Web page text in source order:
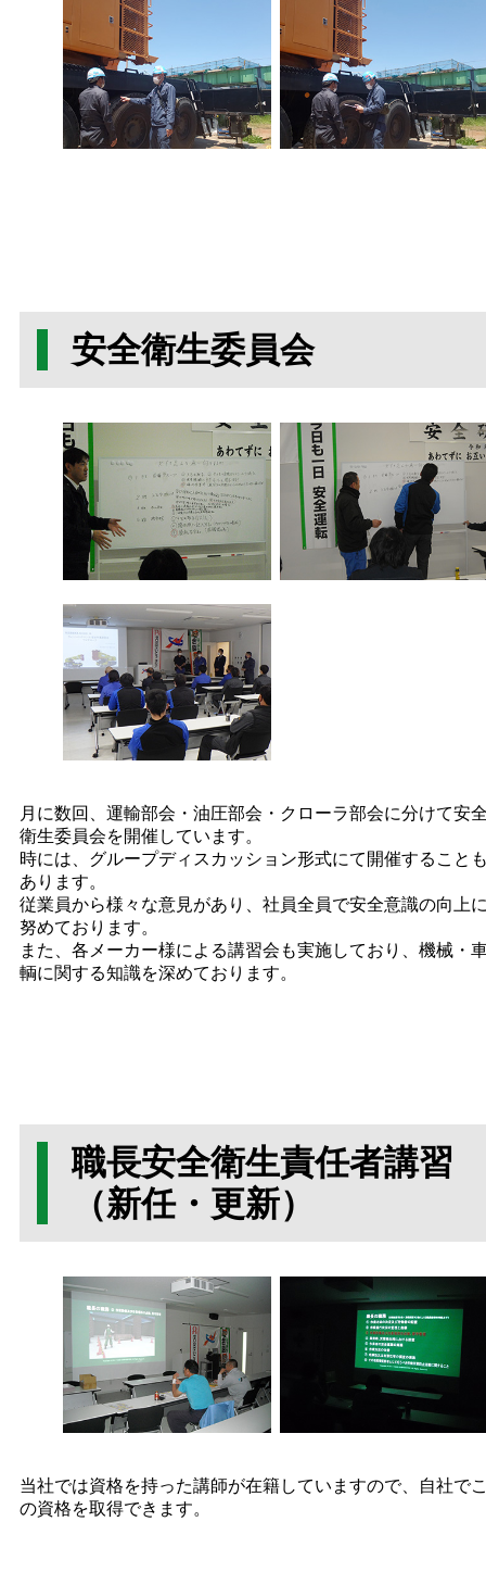
安全衛生委員会
月に数回、運輸部会・油圧部会・クローラ部会に分けて安
衛生委員会を開催しています。
時には、グループディスカッション形式にて開催すること
あります。
従業員から様々な意見があり、社員全員で安全意識の向上
努めております。
また、各メーカー様による講習会も実施しており、機械・
輌に関する知識を深めております。
職長安全衛生責任者講習
（新任・更新）
当社では資格を持った講師が在籍していますので、自社で
の資格を取得できます。